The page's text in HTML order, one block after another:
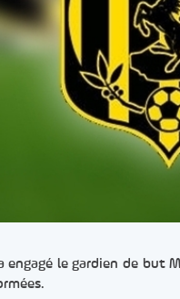
engagé le gardien de